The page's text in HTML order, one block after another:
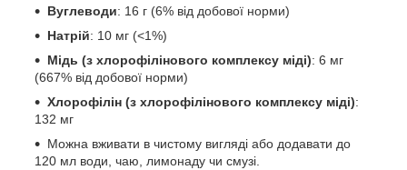
Вуглеводи: 16 г (6% від добової норми)
Натрій: 10 мг (<1%)
Мідь (з хлорофілінового комплексу міді): 6 мг
(667% від добової норми)
Хлорофілін (з хлорофілінового комплексу міді):
132 мг
Можна вживати в чистому вигляді або додавати до
120 мл води, чаю, лимонаду чи смузі.